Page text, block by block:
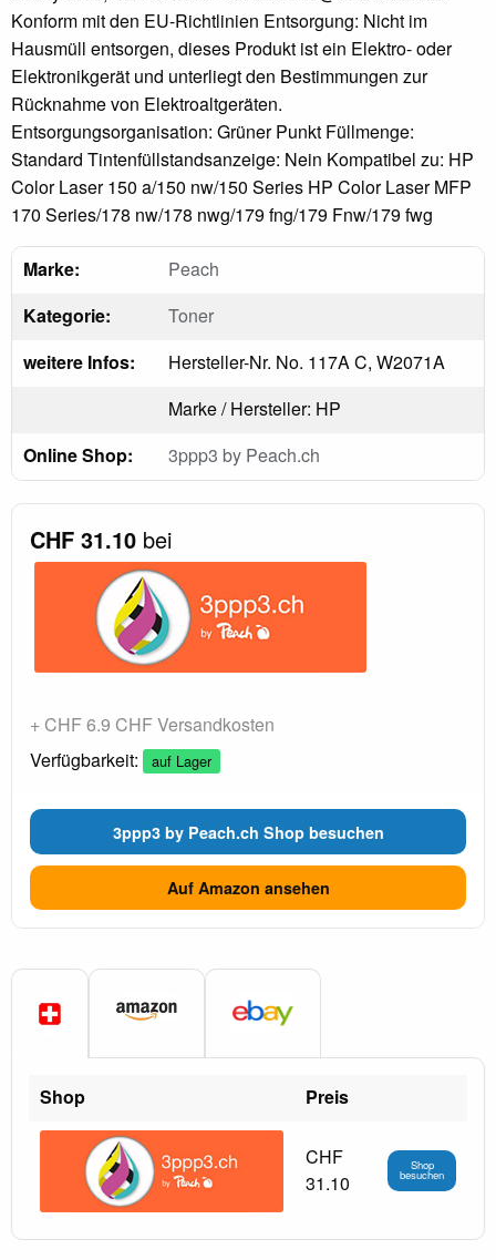
Konform mit den EU-Richtlinien Entsorgung: Nicht im
Hausmüll entsorgen, dieses Produkt ist ein Elektro- oder
Elektronikgerät und unterliegt den Bestimmungen zur
Rücknahme von Elektroaltgeräten.
Entsorgungsorganisation: Grüner Punkt Füllmenge:
Standard Tintenfüllstandsanzeige: Nein Kompatibel zu: HP
Color Laser 150 a/150 nw/150 Series HP Color Laser MFP
170 Series/178 nw/178 nwg/179 fng/179 Fnw/179 fwg
Marke:
Peach
Kategorie:
Toner
weitere Infos:
Hersteller-Nr. No. 117A C, W2071A
Marke / Hersteller: HP
Online Shop:
3ppp3 by Peach.ch
CHF 31.10 bei
+ CHF 6.9 CHF Versandkosten
Verfügbarkeit:
auf Lager
3ppp3 by Peach.ch Shop besuchen
Auf Amazon ansehen
Shop Preis
CHF
31.10
Shop
besuchen